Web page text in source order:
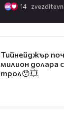
14
Тийнейджър
милион долара
трол😯💥